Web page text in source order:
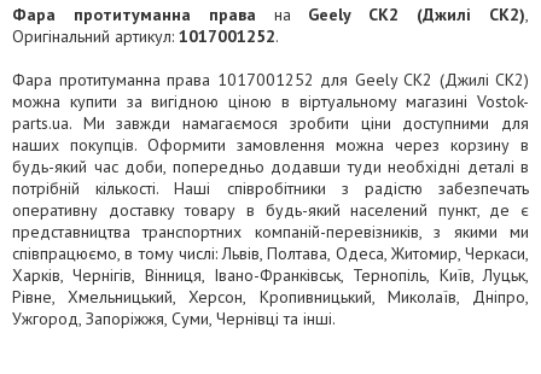
Фара протитуманна права на Geely CK2 (Джилі СК2),
Оригінальний артикул: 1017001252.
Фара протитуманна права 1017001252 для Geely CK2 (Джилі СК2)
можна купити за вигідною ціною в віртуальному магазині Vostok-
parts.ua. Ми завжди намагаємося зробити ціни доступними для
наших покупців. Оформити замовлення можна через корзину в
будь-який час доби, попередньо додавши туди необхідні деталі в
потрібній кількості. Наші співробітники з радістю забезпечать
оперативну доставку товару в будь-який населений пункт, де є
представництва транспортних компаній-перевізників, з якими ми
співпрацюємо, в тому числі: Львів, Полтава, Одеса, Житомир, Черкаси,
Харків, Чернігів, Вінниця, Івано-Франківськ, Тернопіль, Київ, Луцьк,
Рівне, Хмельницький, Херсон, Кропивницький, Миколаїв, Дніпро,
Ужгород, Запоріжжя, Суми, Чернівці та інші.